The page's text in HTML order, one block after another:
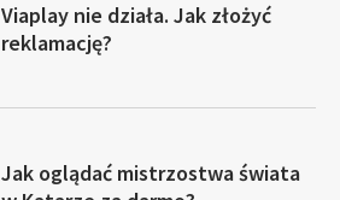
Viaplay nie działa. Jak złożyć
reklamację?
Jak oglądać mistrzostwa świata